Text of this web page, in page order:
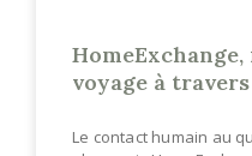
voyage à
Le contact humain au